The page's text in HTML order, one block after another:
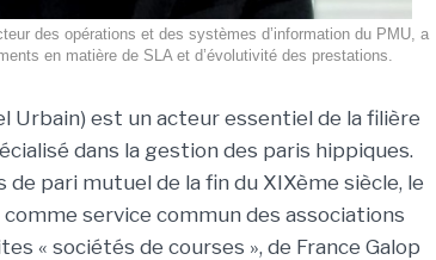
des opérations et des systèmes d’information du PMU, a
en matière de SLA et d’évolutivité des prestations.
Urbain) est un acteur essentiel de la filière
dans la gestion des paris hippiques.
pari mutuel de la fin du XIXème siècle, le
service commun des associations
« sociétés de courses », de France Galop